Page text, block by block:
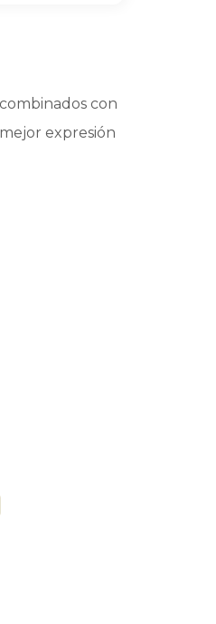
con
expresión